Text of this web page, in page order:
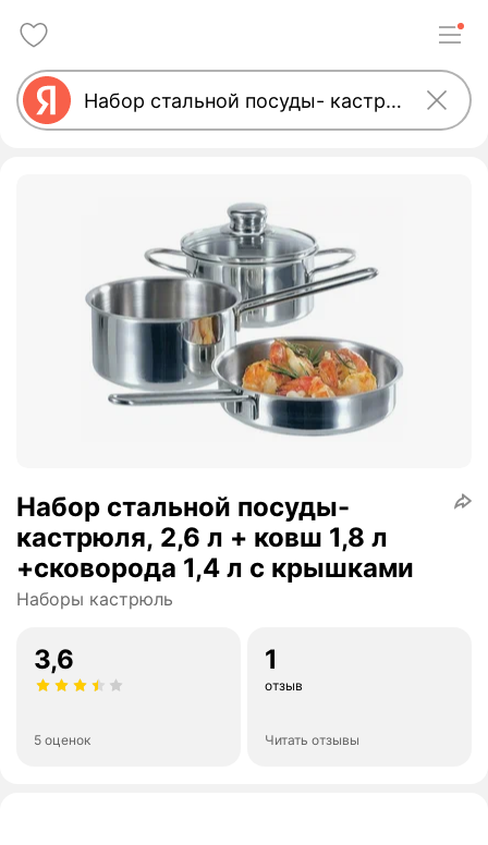
Набор стальной посуды-
кастрюля, 2,6 л + ковш 1,8 л
+сковорода 1,4 л с крышками
Наборы кастрюль
3,6
5 оценок
1
отзыв
Читать отзывы